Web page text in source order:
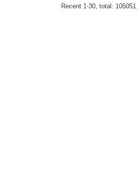
Recent 1-30, total: 105051.